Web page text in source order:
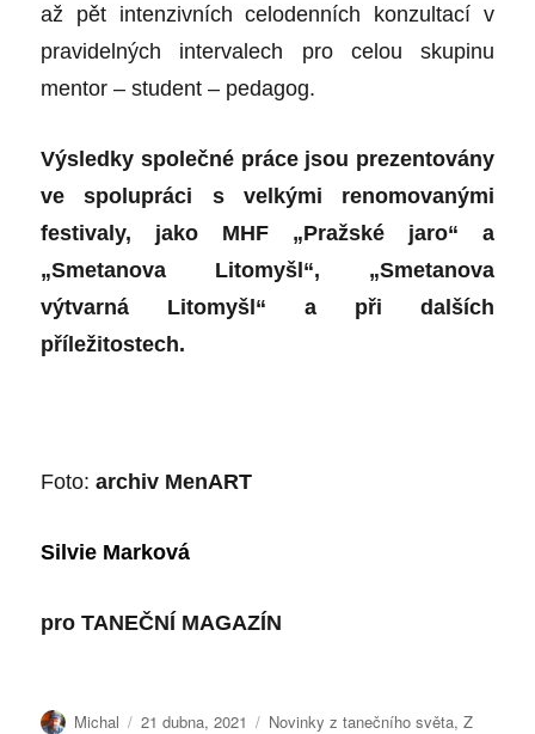
až pět intenzivních celodenních konzultací v
pravidelných intervalech pro celou skupinu
mentor – student – pedagog.
Výsledky společné práce jsou prezentovány
ve spolupráci s velkými renomovanými
festivaly, jako MHF „Pražské jaro“ a
„Smetanova Litomyšl“, „Smetanova
výtvarná Litomyšl“ a při dalších
příležitostech.
Foto:archiv MenART
Silvie Marková
proTANEČNÍ MAGAZÍN
Autor:
Michal Publikováno:
21 dubna, 2021 Rubriky:
Novinky z tanečního světa,Z